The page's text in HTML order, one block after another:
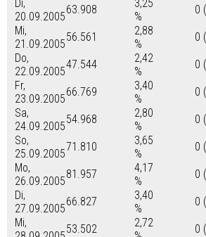
Di,
20.09.2005
63.908
3,25
%
0
Mi,
21.09.2005
56.561
2,88
%
0
Do,
22.09.2005
47.544
2,42
%
0
Fr,
23.09.2005
66.769
3,40
%
0
Sa,
24.09.2005
54.968
2,80
%
0
So,
25.09.2005
71.810
3,65
%
0
Mo,
26.09.2005
81.957
4,17
%
0
Di,
27.09.2005
66.827
3,40
%
0
Mi,
53.502
2,72
0